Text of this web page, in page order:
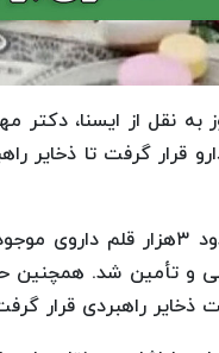
قرار گرفت تا
ذخایر راهبردی قرار